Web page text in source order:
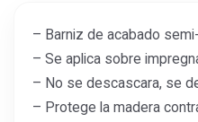
– Barniz de acabado
– Se aplica sobre
– No se descascara, se
– Protege la madera